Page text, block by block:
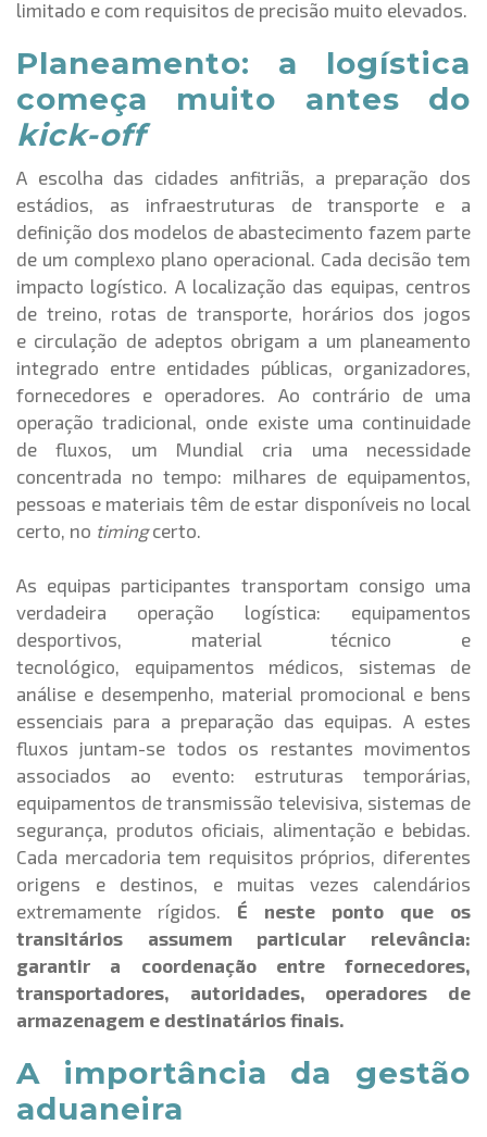
limitado e com requisitos de precisão muito elevados.
Planeamento: a logística
começa muito antes do
kick-off
A escolha das cidades anfitriãs, a preparação dos
estádios, as infraestruturas de transporte e a
definição dos modelos de abastecimento fazem parte
de um complexo plano operacional. Cada decisão tem
impacto logístico. A localização das equipas, centros
de treino, rotas de transporte, horários dos jogos
e circulação de adeptos obrigam a um planeamento
integrado entre entidades públicas, organizadores,
fornecedores e operadores. Ao contrário de uma
operação tradicional, onde existe uma continuidade
de fluxos, um Mundial cria uma necessidade
concentrada no tempo: milhares de equipamentos,
pessoas e materiais têm de estar disponíveis no local
certo, no timingcerto.
As equipas participantes transportam consigo uma
verdadeira operação logística: equipamentos
desportivos, material técnico e
tecnológico, equipamentos médicos, sistemas de
análise e desempenho, material promocional e bens
essenciais para a preparação das equipas. A estes
fluxos juntam-se todos os restantes movimentos
associados ao evento: estruturas temporárias,
equipamentos de transmissão televisiva, sistemas de
segurança, produtos oficiais, alimentação e bebidas.
Cada mercadoria tem requisitos próprios, diferentes
origens e destinos, e muitas vezes calendários
extremamente rígidos. É neste ponto que os
transitários assumem particular relevância:
garantir a coordenação entre fornecedores,
transportadores, autoridades, operadores de
armazenagem e destinatários finais.
A importância da gestão
aduaneira